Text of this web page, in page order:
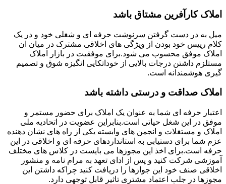
املاک کارآفرین مشتاق باشد
میل به در دست گرفتن سرنوشت حرفه ای و شغلی خود و در یک
کلام رییس خود بودن از ویژگی های اخلاقی مشترک در میان ان
املاک موفق محسوب می شود.برای موفقیت در بازار املاک
مستلزم داشتن درجات بالایی از خوداتکایی انگیزه شوق و تصمیم
گیری هوشمندانه است.
املاک صداقت و درستی داشته باشد
اعتبار حرفه ای شما به عنوان یک املاک برای حضور مستمر و
موفق در این شغل حیاتی است.بنابراین عضویت در اتحادیه ملی
املاک و مستغلات و انجمن های وابسته یکی از راه های نشان دهنده
عزم شما برای دستیابی به استانداردهای حرفه ای و اخلاقی در این
حرفه است.برای اخذ این مجوزها می بایست در کلاس های مختلف
آموزشی شرکت کنید و پس از ادای تعهد به مرام نامه و منشور
اخلاقی صنف خود این جوازها را دریافت کنید چراکه داشتن این
مجوزها در جلب اعتماد مشتری تاثیر قابل توجهی دارد.